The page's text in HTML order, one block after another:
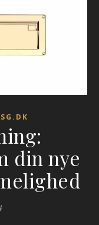
din nye